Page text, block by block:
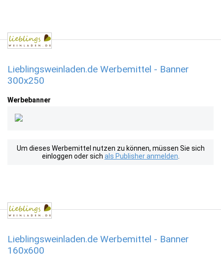
Lieblingsweinladen.de Werbemittel - Banner
300x250
Werbebanner
Um dieses Werbemittel nutzen zu können, müssen Sie sich
einloggen oder sich als Publisher anmelden
Lieblingsweinladen.de Werbemittel - Banner
160x600